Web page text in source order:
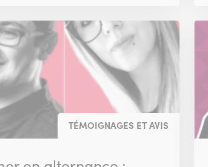
TÉMOIGNAGES ET AVIS